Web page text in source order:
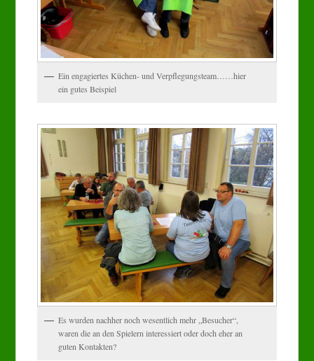
Ein engagiertes Küchen- und Verpflegungsteam……hier
ein gutes Beispiel
Es wurden nachher noch wesentlich mehr „Besucher“,
waren die an den Spielern interessiert oder doch eher an
guten Kontakten?